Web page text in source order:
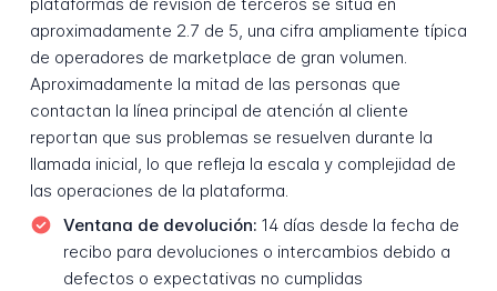
aproximadamente 2.7 de 5, una cifra ampliamente típica
de operadores de marketplace de gran volumen.
Aproximadamente la mitad de las personas que
contactan la línea principal de atención al cliente
reportan que sus problemas se resuelven durante la
llamada inicial, lo que refleja la escala y complejidad de
las operaciones de la plataforma.
Ventana de devolución: 14 días desde la fecha de
recibo para devoluciones o intercambios debido a
defectos o expectativas no cumplidas